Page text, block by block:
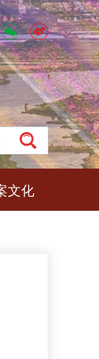
文化